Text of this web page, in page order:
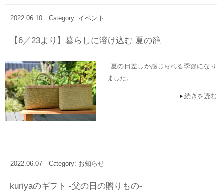
2022.06.10 Category: イベント
【6／23より】暮らしに溶け込む 夏の籠
夏の日差しが感じられる季節になり
ました。...
続きを読む
2022.06.07 Category: お知らせ
kuriyaのギフト -父の日の贈りもの-